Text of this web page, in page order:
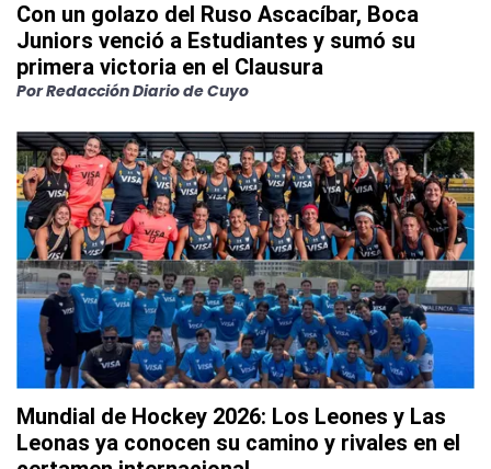
Con un golazo del Ruso Ascacíbar, Boca
Juniors venció a Estudiantes y sumó su
primera victoria en el Clausura
PorRedacción Diario de Cuyo
Mundial de Hockey 2026: Los Leones y Las
Leonas ya conocen su camino y rivales en el